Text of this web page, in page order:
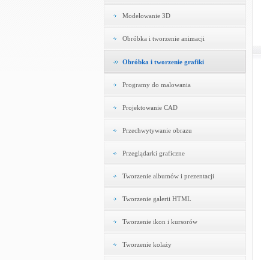
Modelowanie 3D
Obróbka i tworzenie animacji
Obróbka i tworzenie grafiki
Programy do malowania
Projektowanie CAD
Przechwytywanie obrazu
Przeglądarki graficzne
Tworzenie albumów i prezentacji
Tworzenie galerii HTML
Tworzenie ikon i kursorów
Tworzenie kolaży